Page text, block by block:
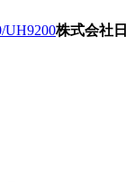
UH9200株式会社日